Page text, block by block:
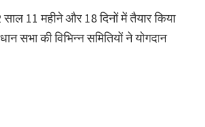
साल 11 महीने और 18 दिनों में तैयार किया
सभा की विभिन्न समितियों ने योगदान